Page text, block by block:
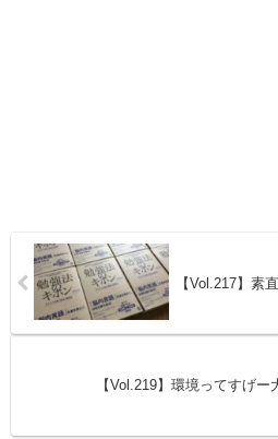
【Vol.217】素
【Vol.219】環境ってすげー